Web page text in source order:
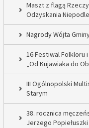
Maszt z flagą
Odzyskania
Nagrody Wójta
16 Festiwal Folkloru
„Od Kujawiaka do
III Ogólnopolski
Starym
38. rocznica
Jerzego Popiełuszki